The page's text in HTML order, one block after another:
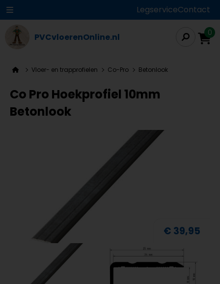
LegserviceContact
PVCvloerenOnline.nl 0
Vloer- en trapprofielen Co-Pro Betonlook
Co Pro Hoekprofiel 10mm
Betonlook
€ 39,95